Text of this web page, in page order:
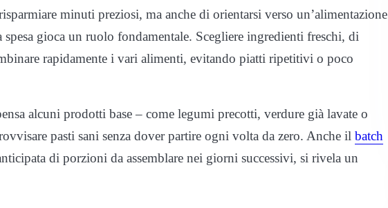
minuti preziosi, ma anche di orientarsi verso un’alimentazione
gioca un ruolo fondamentale. Scegliere ingredienti freschi, di
rapidamente i vari alimenti, evitando piatti ripetitivi o poco
alcuni prodotti base – come legumi precotti, verdure già lavate o
pasti sani senza dover partire ogni volta da zero. Anche il batch
di porzioni da assemblare nei giorni successivi, si rivela un